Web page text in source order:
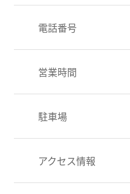
電話番号
営業時間
駐車場
アクセス情報